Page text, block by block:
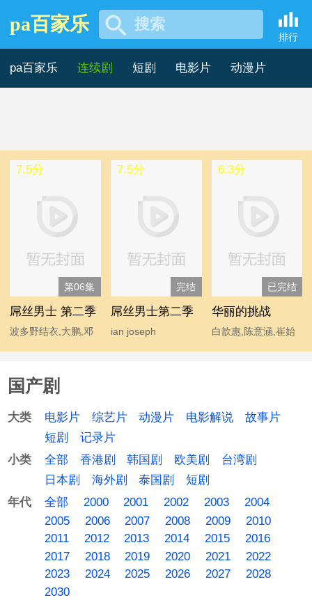
1999年国产剧 -pa百家乐
pa百家乐 搜索
排行
pa百家乐 连续剧 短剧 电影片 动漫片
第06集
7.5分
屌丝男士 第二季
波多野结衣,大鹏,邓
超,宫睿,韩寒,贾玲,姜
马丽,汤唯,王小利,王
学兵,王学圻,温兆伦,
德,于嘉,袁成杰
完结
7.5分
屌丝男士第二季
ian joseph
somerhalder,mc石
林志玲 chiling lin,柳
已完结
6.3分
华丽的挑战
白歆惠,陈意涵,崔始
源,金勤,李东海,许玮
国产剧
大类 电影片 综艺片 动漫片 电影解说
故事片
短剧
记录片
小类
全部 香港剧 韩国剧 欧美剧
台湾剧
日本剧
海外剧 泰国剧
短剧
年代
全部 2000 2001 2002 2003
2004
2005
2006 2007 2008 2009
2010
2011
2012 2013 2014 2015
2016
2017
2018 2019 2020 2021
2022
2023
2024 2025 2026 2027
2028
2030